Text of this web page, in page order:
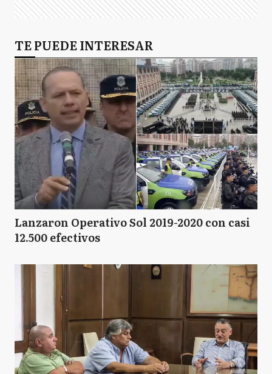
TE PUEDE INTERESAR
Lanzaron Operativo Sol 2019-2020 con casi
12.500 efectivos